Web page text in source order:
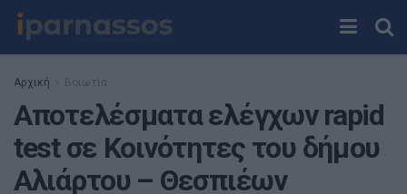
Αρχική Βοιωτία
Αποτελέσματα ελέγχων rapid
test σε Κοινότητες του δήμου
Αλιάρτου – Θεσπιέων